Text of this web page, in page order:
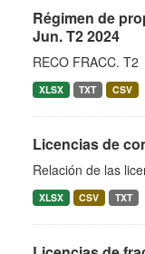
Régimen de
Jun. T2 2024
RECO FRACC. T2
XLSX TXT CSV
Licencias de
Relación de las
XLSX CSV TXT